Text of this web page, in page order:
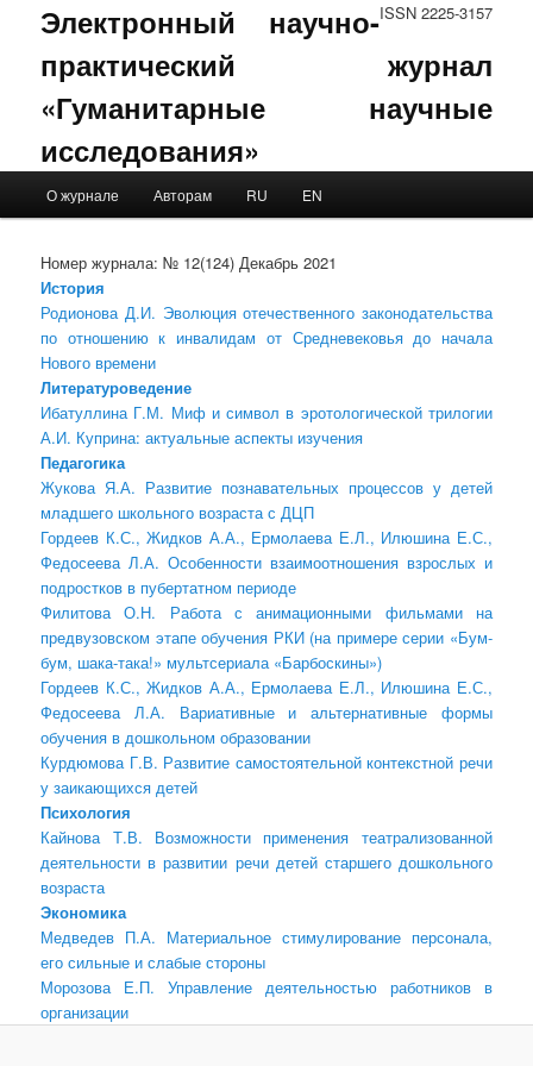
ISSN 2225-3157
Электронный научно-
практический журнал
«Гуманитарные научные
исследования»
Skip to primary content
Skip to secondary content
О журнале Авторам RU EN
Номер журнала: № 12(124) Декабрь 2021
История
Родионова Д.И. Эволюция отечественного законодательства
по отношению к инвалидам от Средневековья до начала
Нового времени
Литературоведение
Ибатуллина Г.М. Миф и символ в эротологической трилогии
А.И. Куприна: актуальные аспекты изучения
Педагогика
Жукова Я.А. Развитие познавательных процессов у детей
младшего школьного возраста с ДЦП
Гордеев К.С., Жидков А.А., Ермолаева Е.Л., Илюшина Е.С.,
Федосеева Л.А. Особенности взаимоотношения взрослых и
подростков в пубертатном периоде
Филитова О.Н. Работа с анимационными фильмами на
предвузовском этапе обучения РКИ (на примере серии «Бум-
бум, шака-така!» мультсериала «Барбоскины»)
Гордеев К.С., Жидков А.А., Ермолаева Е.Л., Илюшина Е.С.,
Федосеева Л.А. Вариативные и альтернативные формы
обучения в дошкольном образовании
Курдюмова Г.В. Развитие самостоятельной контекстной речи
у заикающихся детей
Психология
Кайнова Т.В. Возможности применения театрализованной
деятельности в развитии речи детей старшего дошкольного
возраста
Экономика
Медведев П.А. Материальное стимулирование персонала,
его сильные и слабые стороны
Морозова Е.П. Управление деятельностью работников в
организации